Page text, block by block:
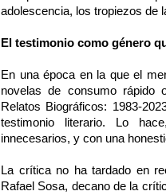
adolescencia, los tropiezos de
El testimonio como género
En una época en la que el
novelas de consumo rápido
Relatos Biográficos: 1983-
testimonio literario. Lo
innecesarios, y con una
La crítica no ha tardado en
Rafael Sosa, decano de la